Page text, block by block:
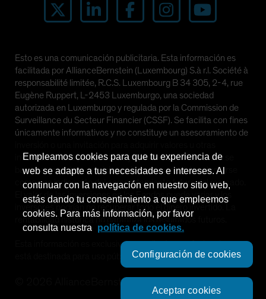
Esto es una comunicación publicitaria. Esta información es
facilitada por AllianceBernstein (Luxembourg) S.à r.l. Société à
responsabilité limitée, R.C.S. Luxembourg B 34 305, 2-4, rue
Eugène Ruppert, L-2453 Luxemburgo, una sociedad
autorizada en Luxemburgo y regulada por la Commission de
Surveillance du Secteur Financier (CSSF). Se facilita con fines
únicamente informativos y no constituye un asesoramiento de
inversiones. Las perspectivas y opiniones manifestadas se
basan en nuestras previsiones internas y no deben tomarse
como una indicación del comportamiento futuro del mercado.
El valor de las inversiones en los Fondos puede variar y los
inversores podrían no recuperar todo el dinero invertido. La
rentabilidad histórica no garantiza los resultados futuros.
Esta información es exclusiva para clientes profesionales y no
está destinada para uso público.
AllianceBernstein L.P.
Empleamos cookies para que tu experiencia de
web se adapte a tus necesidades e intereses. Al
continuar con la navegación en nuestro sitio web,
estás dando tu consentimiento a que empleemos
cookies. Para más información, por favor
consulta nuestra
política de cookies.
Configuración de cookies
Aceptar cookies